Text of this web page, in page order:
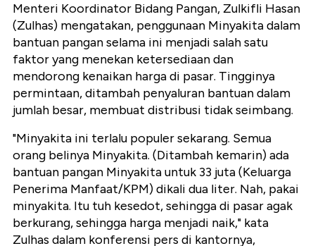
Menteri Koordinator Bidang Pangan, Zulkifli Hasan
(Zulhas) mengatakan, penggunaan Minyakita dalam
bantuan pangan selama ini menjadi salah satu
faktor yang menekan ketersediaan dan
mendorong kenaikan harga di pasar. Tingginya
permintaan, ditambah penyaluran bantuan dalam
jumlah besar, membuat distribusi tidak seimbang.
"Minyakita ini terlalu populer sekarang. Semua
orang belinya Minyakita. (Ditambah kemarin) ada
bantuan pangan Minyakita untuk 33 juta (Keluarga
Penerima Manfaat/KPM) dikali dua liter. Nah, pakai
minyakita. Itu tuh kesedot, sehingga di pasar agak
berkurang, sehingga harga menjadi naik," kata
Zulhas dalam konferensi pers di kantornya,